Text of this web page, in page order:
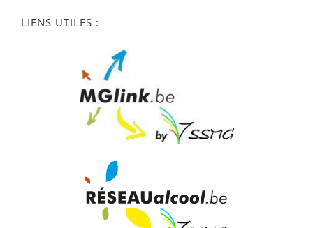
LIENS UTILES :